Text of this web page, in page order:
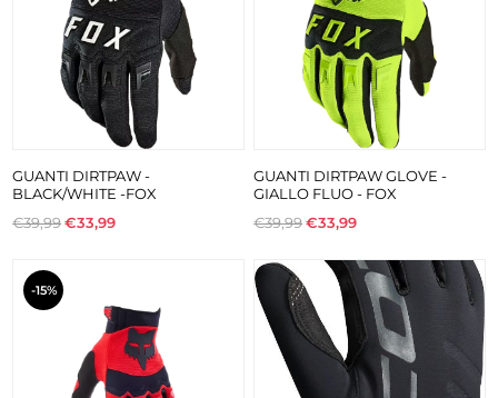
GUANTI DIRTPAW -
BLACK/WHITE -FOX
€39,99€33,99
GUANTI DIRTPAW GLOVE -
GIALLO FLUO - FOX
€39,99€33,99
-15%